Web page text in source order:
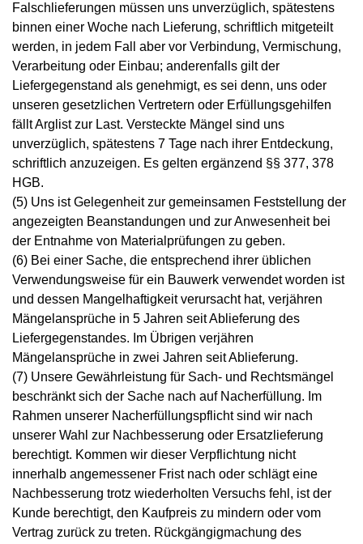
Falschlieferungen müssen uns unverzüglich, spätestens
binnen einer Woche nach Lieferung, schriftlich mitgeteilt
werden, in jedem Fall aber vor Verbindung, Vermischung,
Verarbeitung oder Einbau; anderenfalls gilt der
Liefergegenstand als genehmigt, es sei denn, uns oder
unseren gesetzlichen Vertretern oder Erfüllungsgehilfen
fällt Arglist zur Last. Versteckte Mängel sind uns
unverzüglich, spätestens 7 Tage nach ihrer Entdeckung,
schriftlich anzuzeigen. Es gelten ergänzend §§ 377, 378
HGB.
(5) Uns ist Gelegenheit zur gemeinsamen Feststellung der
angezeigten Beanstandungen und zur Anwesenheit bei
der Entnahme von Materialprüfungen zu geben.
(6) Bei einer Sache, die entsprechend ihrer üblichen
Verwendungsweise für ein Bauwerk verwendet worden ist
und dessen Mangelhaftigkeit verursacht hat, verjähren
Mängelansprüche in 5 Jahren seit Ablieferung des
Liefergegenstandes. Im Übrigen verjähren
Mängelansprüche in zwei Jahren seit Ablieferung.
(7) Unsere Gewährleistung für Sach- und Rechtsmängel
beschränkt sich der Sache nach auf Nacherfüllung. Im
Rahmen unserer Nacherfüllungspflicht sind wir nach
unserer Wahl zur Nachbesserung oder Ersatzlieferung
berechtigt. Kommen wir dieser Verpflichtung nicht
innerhalb angemessener Frist nach oder schlägt eine
Nachbesserung trotz wiederholten Versuchs fehl, ist der
Kunde berechtigt, den Kaufpreis zu mindern oder vom
Vertrag zurück zu treten. Rückgängigmachung des